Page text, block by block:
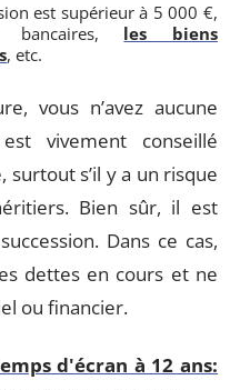
est supérieur à 5 000 €,
bancaires, les biens
, etc.
vous n’avez aucune
vivement conseillé
surtout s’il y a un risque
Bien sûr, il est
Dans ce cas,
dettes en cours et ne
ou financier.
d'écran à 12 ans: